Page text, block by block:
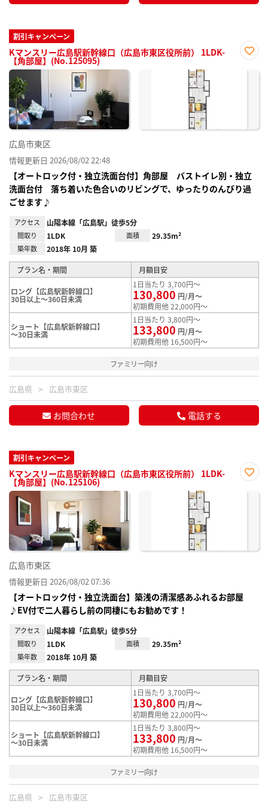
割引キャンペーン
Kマンスリー広島駅新幹線口（広島市東区役所前） 1LDK-
【角部屋】(No.125095)
に入
広島市東区
情報更新日 2026/08/02 22:48
【オートロック付・独立洗面台付】角部屋 バストイレ別・独立
洗面台付 落ち着いた色合いのリビングで、ゆったりのんびり過
ごせます♪
アクセス 山陽本線「広島駅」徒歩5分
間取り 1LDK 面積 29.35m²
築年数 2018年 10月 築
プラン名・期間 月額目安
ロング【広島駅新幹線口】
30日以上～360日未満
1日当たり 3,700円～
130,800 円/月～
初期費用他 22,000円～
ショート【広島駅新幹線口】
～30日未満
1日当たり 3,800円～
133,800 円/月～
初期費用他 16,500円～
ファミリー向け
広島県 広島市東区
お問合わせ 電話する
割引キャンペーン
Kマンスリー広島駅新幹線口（広島市東区役所前） 1LDK-
【角部屋】(No.125106)
に入
広島市東区
情報更新日 2026/08/02 07:36
【オートロック付・独立洗面台】築浅の清潔感あふれるお部屋
♪EV付で二人暮らし前の同棲にもお勧めです！
アクセス 山陽本線「広島駅」徒歩5分
間取り 1LDK 面積 29.35m²
築年数 2018年 10月 築
プラン名・期間 月額目安
ロング【広島駅新幹線口】
30日以上～360日未満
1日当たり 3,700円～
130,800 円/月～
初期費用他 22,000円～
ショート【広島駅新幹線口】
～30日未満
1日当たり 3,800円～
133,800 円/月～
初期費用他 16,500円～
ファミリー向け
広島県 広島市東区